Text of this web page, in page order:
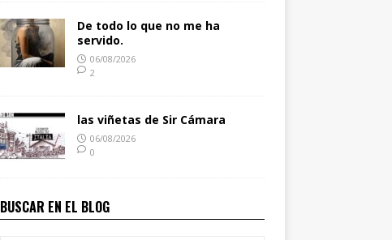
De todo lo que no me ha
servido.
06/08/2026
2
las viñetas de Sir Cámara
06/08/2026
0
BUSCAR EN EL BLOG